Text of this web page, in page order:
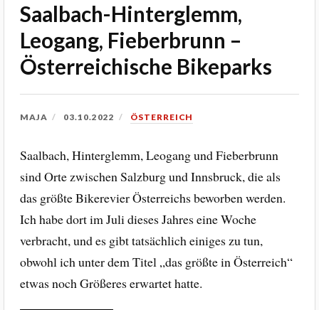
Saalbach-Hinterglemm,
Leogang, Fieberbrunn –
Österreichische Bikeparks
MAJA 03.10.2022 ÖSTERREICH
Saalbach, Hinterglemm, Leogang und Fieberbrunn
sind Orte zwischen Salzburg und Innsbruck, die als
das größte Bikerevier Österreichs beworben werden.
Ich habe dort im Juli dieses Jahres eine Woche
verbracht, und es gibt tatsächlich einiges zu tun,
obwohl ich unter dem Titel „das größte in Österreich“
etwas noch Größeres erwartet hatte.